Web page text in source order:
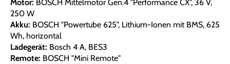
Motor: BOSCH Mittelmotor Gen.4 "Performance CX", 36 V,
250 W
Akku: BOSCH "Powertube 625", Lithium-Ionen mit BMS, 625
Wh, horizontal
Ladegerät: Bosch 4 A, BES3
Remote: BOSCH "Mini Remote"